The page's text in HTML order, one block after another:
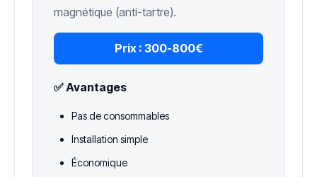
magnétique (anti-tartre).
Prix : 300-800€
✅ Avantages
Pas de consommables
Installation simple
Économique